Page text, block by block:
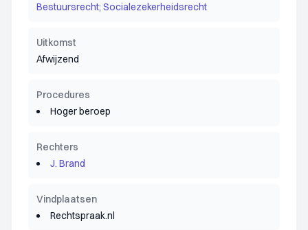
Bestuursrecht; Socialezekerheidsrecht
Uitkomst
Afwijzend
Procedures
Hoger beroep
Rechters
J. Brand
Vindplaatsen
Rechtspraak.nl